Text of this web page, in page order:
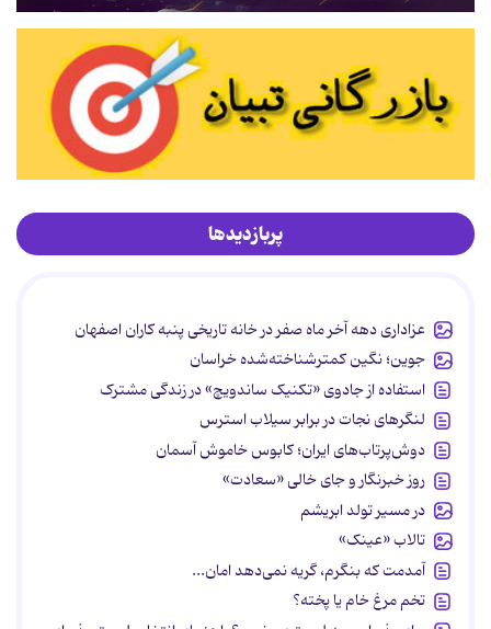
پربازدیدها
عزاداری دهه آخر ماه صفر در خانه تاریخی پنبه کاران اصفهان
جوین؛ نگین کمترشناخته‌شده خراسان
استفاده از جادوی «تکنیک ساندویچ» در زندگی مشترک
لنگرهای نجات در برابر سیلاب استرس
دوش‌پرتاب‌های ایران؛ کابوس خاموش آسمان
روز خبرنگار و جای خالی «سعادت»
در مسیر تولد ابریشم
تالاب «عینک»
آمدمت که بنگرم، گریه نمی‌دهد امان...
تخم مرغ خام یا پخته؟